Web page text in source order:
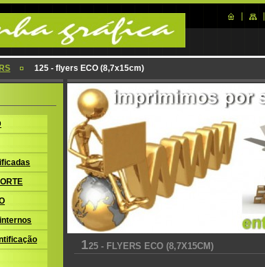
125 - flyers ECO (8,7x15cm)
125 - FLYERS ECO (8,7X15CM)